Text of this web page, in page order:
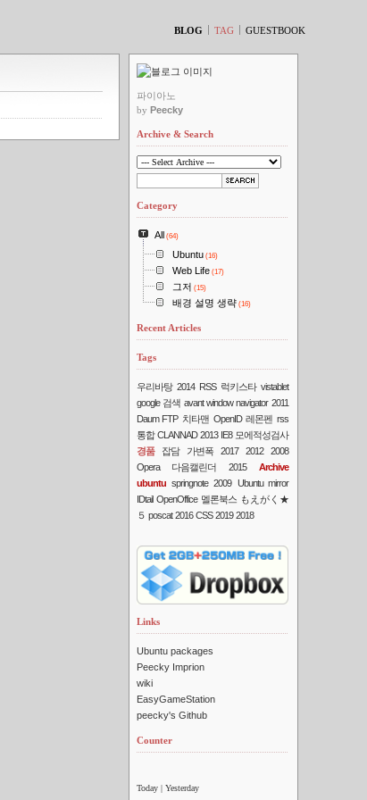
BLOG TAG GUESTBOOK
파이아노
by Peecky
Archive & Search
Category
All (64)
Ubuntu (16)
Web Life(17)
그저 (15)
배경 설명 생략(16)
Recent Articles
Tags
우리바탕 2014 RSS 럭키스타 vistablet
google 검색 avant window navigator 2011
Daum FTP 치타맨 OpenID 레몬펜 rss
통합 CLANNAD 2013 IE8 모에적성검사
경품
잡담 가변폭 2017 2012
2008
Opera
다음캘린더 2015
Archive
ubuntu springnote 2009 Ubuntu mirror
IDtail OpenOffice 멜론북스 もえがく★
５ poscat 2016 CSS 2019 2018
Links
Ubuntu packages
Peecky Imprion
wiki
EasyGameStation
peecky's Github
Counter
Today | Yesterday